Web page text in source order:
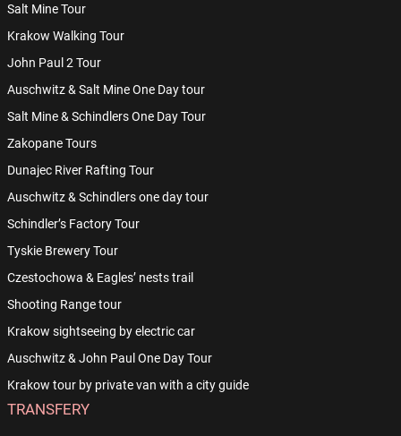
Salt Mine Tour
Krakow Walking Tour
John Paul 2 Tour
Auschwitz & Salt Mine One Day tour
Salt Mine & Schindlers One Day Tour
Zakopane Tours
Dunajec River Rafting Tour
Auschwitz & Schindlers one day tour
Schindler’s Factory Tour
Tyskie Brewery Tour
Czestochowa & Eagles’ nests trail
Shooting Range tour
Krakow sightseeing by electric car
Auschwitz & John Paul One Day Tour
Krakow tour by private van with a city guide
TRANSFERY